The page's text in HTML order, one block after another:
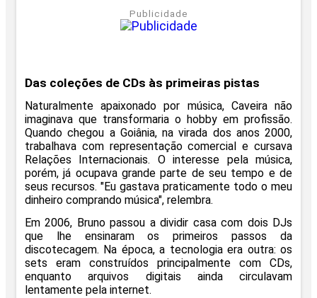
Publicidade
Das coleções de CDs às primeiras pistas
Naturalmente apaixonado por música, Caveira não
imaginava que transformaria o hobby em profissão.
Quando chegou a Goiânia, na virada dos anos 2000,
trabalhava com representação comercial e cursava
Relações Internacionais. O interesse pela música,
porém, já ocupava grande parte de seu tempo e de
seus recursos. "Eu gastava praticamente todo o meu
dinheiro comprando música", relembra.
Em 2006, Bruno passou a dividir casa com dois DJs
que lhe ensinaram os primeiros passos da
discotecagem. Na época, a tecnologia era outra: os
sets eram construídos principalmente com CDs,
enquanto arquivos digitais ainda circulavam
lentamente pela internet.